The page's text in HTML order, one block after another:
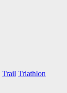
Trail Triathlon